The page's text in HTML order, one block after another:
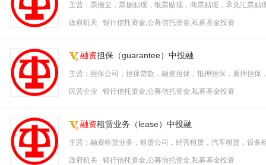
主营：票据宝，票据贴现，银票贴现，商票贴现，承兑汇票贴
政府机关 银行信托资金,公募信托资金,私募基金投资
融资担保（guarantee）中投融
主营：担保公司，担保贷款，融资担保，抵押担保，质押担保
民营企业 银行信托资金,公募信托资金,私募基金投资
融资租赁业务（lease）中投融
主营：融资租赁业务，租赁公司，经营租赁，汽车租赁，设备
政府机关 银行信托资金,公募信托资金,私募基金投资